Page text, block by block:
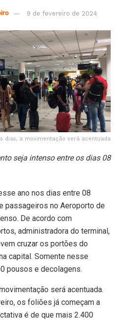
9 de fevereiro de 2024
dias, a movimentação será acentuada
seja intenso entre os dias 08
ano nos dias entre 08
passageiros no Aeroporto de
De acordo com
administradora do terminal,
cruzar os portões do
capital. Somente nesse
pousos e decolagens.
será acentuada.
os foliões já começam a
é de que mais 2.400